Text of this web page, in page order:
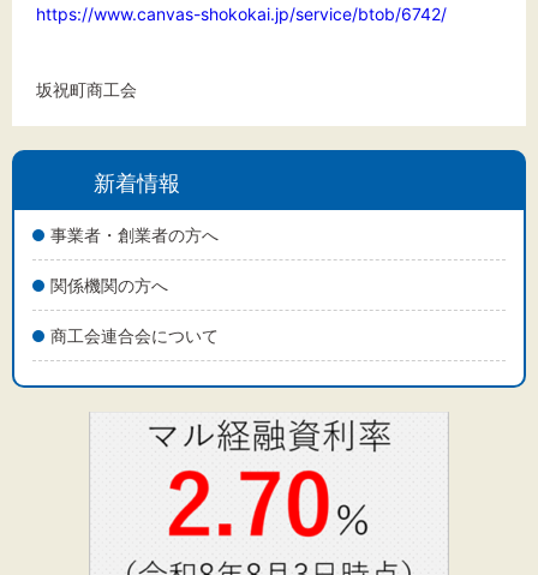
新着情報
事業者・創業者の方へ
関係機関の方へ
商工会連合会について
https://www.canvas-shokokai.jp/service/btob/6742/
坂祝町商工会